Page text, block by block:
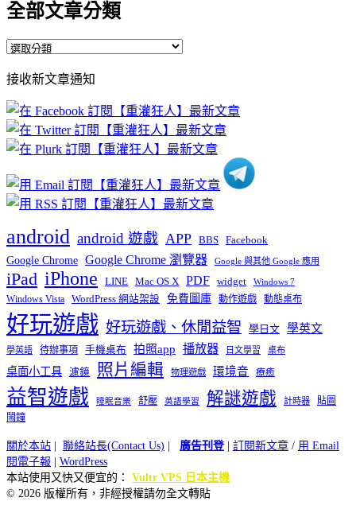
全部文章分類
全
文
章
分
類
接收新文章通知
android android 遊戲 APP BBS Facebook
Google Chrome Google Chrome 瀏覽器 Google 與其他 Google 應用
iPad iPhone LINE Mac OS X PDF widget Windows 7
Windows Vista WordPress 網站架設 免費圖庫 動作遊戲 動態桌布
好玩遊戲 好玩遊戲、休閒益智 學日文 學英文
學英語 待辦事項 手機桌布 拍照app 播放器 日文學習 桌布
桌面小工具 濾鏡 照片編輯 物理遊戲 環境音 療癒
益智遊戲 睡眠音樂 舒壓 英語學習 解謎遊戲 計時器
貼圖
鬧鐘
關於本站 聯絡站長(Contact Us) 廣告刊登| 訂閱新文章 / 用 Email
閱電子報
WordPress
本站使用又快又便宜的： Vultr VPS 日本主機
© 2026 版權所有，非經授權請勿全文轉貼